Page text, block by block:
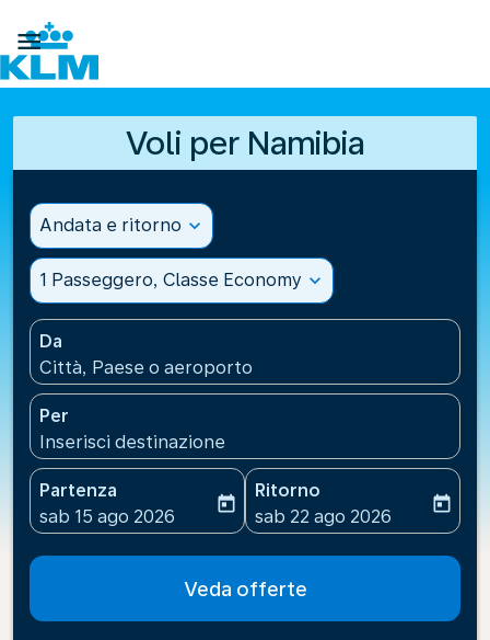

Voli per Namibia
Andata e ritorno expand_more
1 Passeggero, Classe Economy expand_more
Da
Città, Paese o aeroporto
Per
Inserisci destinazione
Partenza
fc-booking-departure-date-aria-label
sab 15 ago 2026
today
Ritorno
fc-booking-return-date-
sab 22 ago 2026
today
Veda offerte